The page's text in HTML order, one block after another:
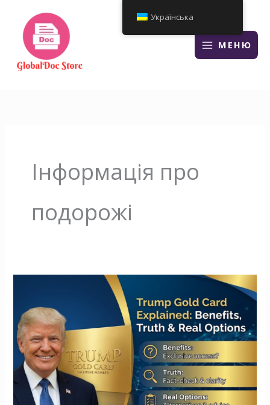
змісту
МЕНЮ
Інформація про
подорожі
Card:
What
It
Really
Is,
Who
Українська